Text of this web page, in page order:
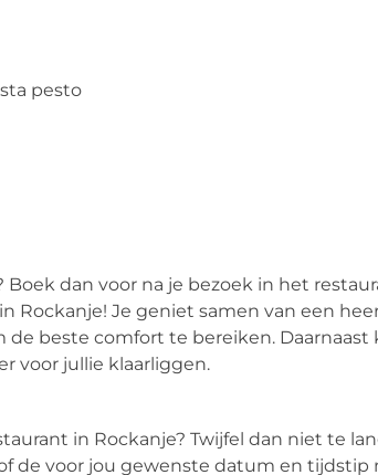
pesto
dan voor na je bezoek in het
Rockanje! Je geniet samen van een
beste comfort te bereiken. Daarnaast
voor jullie klaarliggen.
in Rockanje? Twijfel dan niet te
de voor jou gewenste datum en tijdstip